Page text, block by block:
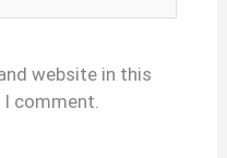
website in this
comment.